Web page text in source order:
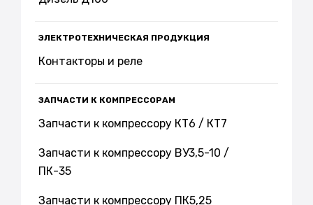
ЭЛЕКТРОТЕХНИЧЕСКАЯ ПРОДУКЦИЯ
Контакторы и реле
ЗАПЧАСТИ К КОМПРЕССОРАМ
Запчасти к компрессору КТ6 / КТ7
Запчасти к компрессору ВУ3,5-10 /
ПК-35
Запчасти к компрессору ПК5,25